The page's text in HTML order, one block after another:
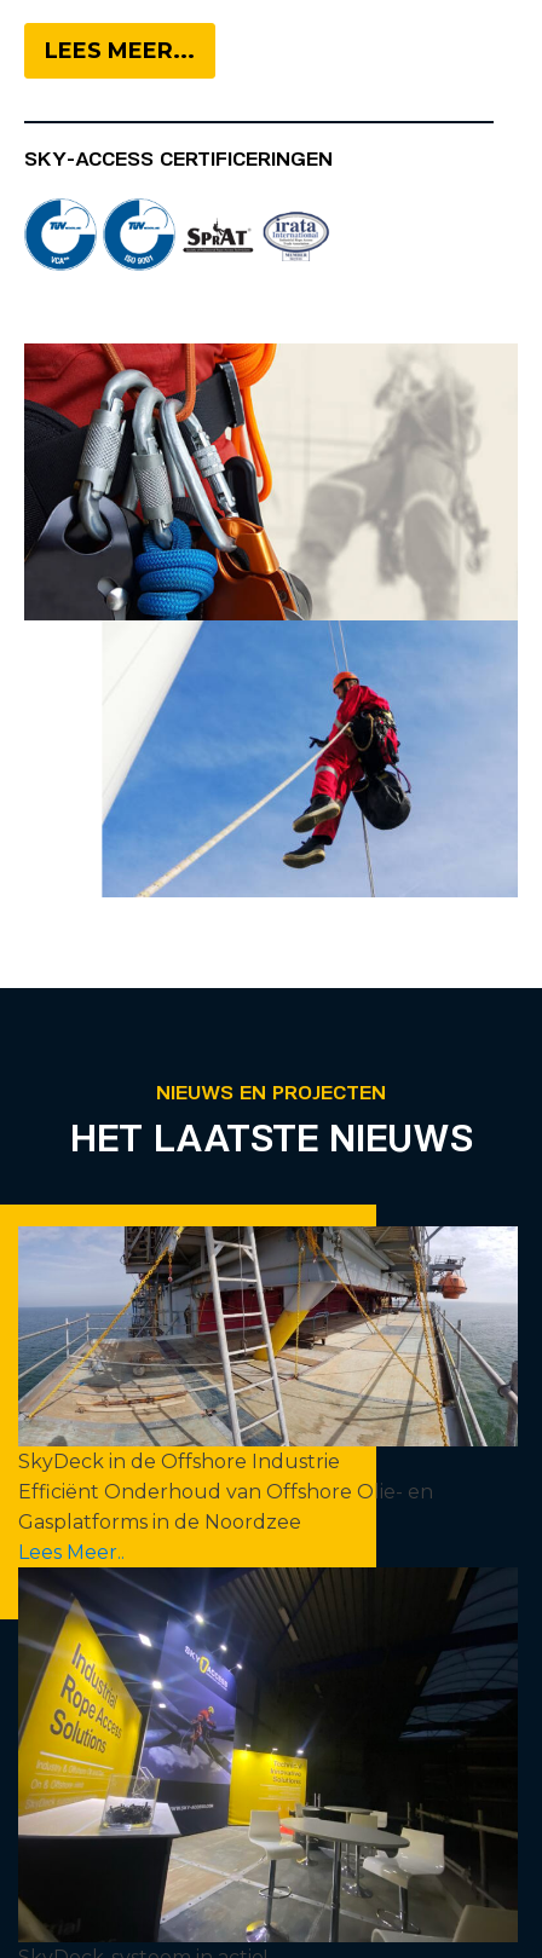
LEES MEER...
SKY-ACCESS CERTIFICERINGEN
NIEUWS EN PROJECTEN
HET LAATSTE NIEUWS
SkyDeck in de Offshore Industrie
Efficiënt Onderhoud van Offshore Olie- en
Gasplatforms in de Noordzee
Lees Meer..